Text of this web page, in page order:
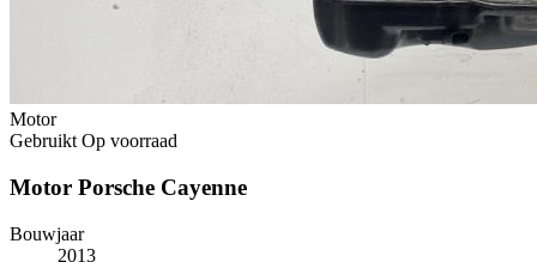
Motor
Gebruikt Op voorraad
Motor Porsche Cayenne
Bouwjaar
2013